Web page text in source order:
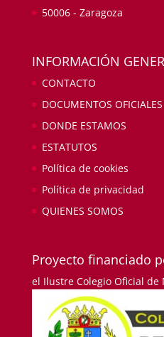
50006 - Zaragoza
INFORMACIÓN
CONTACTO
DOCUMENTOS OFICIALES
DONDE ESTAMOS
ESTATUTOS
Política de cookies
Política de privacidad
QUIENES SOMOS
Proyecto financiado
el Ilustre Colegio Oficial de